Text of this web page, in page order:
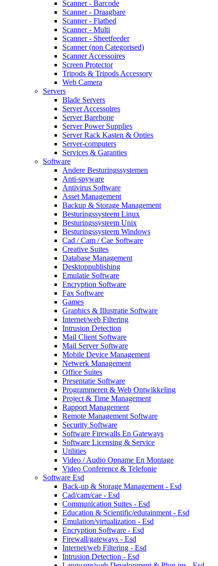
Scanner - Barcode
Scanner - Draagbare
Scanner - Flatbed
Scanner - Multi
Scanner - Sheetfeeder
Scanner (non Categorised)
Scanner Accessoires
Screen Protector
Tripods & Tripods Accessory
Web Camera
Servers
Blade Servers
Server Accessoires
Server Barebone
Server Power Supplies
Server Rack Kasten & Opties
Server-computers
Services & Garanties
Software
Andere Besturingssystemen
Anti-spyware
Antivirus Software
Asset Management
Backup & Storage Management
Besturingssysteem Linux
Besturingssysteem Unix
Besturingssysteem Windows
Cad / Cam / Cae Software
Creative Suites
Database Management
Desktoppublishing
Emulatie Software
Encryption Software
Fax Software
Games
Graphics & Illustratie Software
Internet/web Filtering
Intrusion Detection
Mail Client Software
Mail Server Software
Mobile Device Management
Netwerk Management
Office Suites
Presentatie Software
Programmeren & Web Ontwikkeling
Project & Time Management
Rapport Management
Remote Management Software
Security Software
Software Firewalls En Gateways
Software Licensing & Service
Utilities
Video / Audio Opname En Montage
Video Conference & Telefonie
Software Esd
Back-up & Storage Management - Esd
Cad/cam/cae - Esd
Communication Suites - Esd
Education & Scientific/edutainment - Esd
Emulation/virtualization - Esd
Encryption Software - Esd
Firewall/gateways - Esd
Internet/web Filtering - Esd
Intrusion Detection - Esd